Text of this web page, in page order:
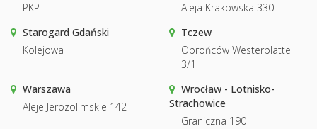
PKP
Aleja Krakowska 330
Starogard Gdański
Kolejowa
Tczew
Obrońców Westerplatte
3/1
Warszawa
Aleje Jerozolimskie 142
Wrocław - Lotnisko-
Strachowice
Graniczna 190